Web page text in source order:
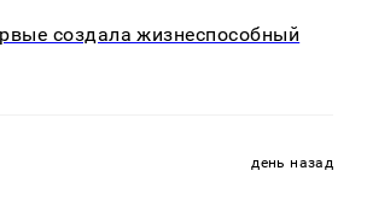
создала жизнеспособный
день назад